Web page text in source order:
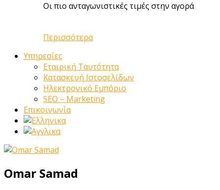
Οι πιο ανταγωνιστικές τιμές στην αγορά
Περισσότερα
Υπηρεσίες
Εταιρική Ταυτότητα
Κατασκευή Ιστοσελίδων
Ηλεκτρονικό Εμπόριο
SEO – Marketing
Επικοινωνία
Omar Samad